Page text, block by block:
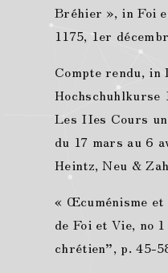
Bréhier », in Foi
1175, 1er
Compte rendu, in
Les IIes Cours
du 17 mars au 6
Heintz, Neu &
« Œcuménisme et
de Foi et Vie, no
chrétien”, p. 45-